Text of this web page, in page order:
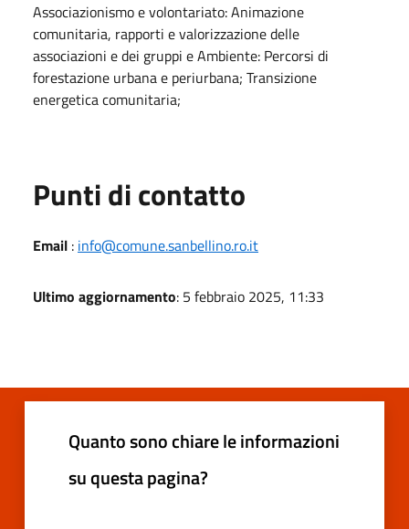
Associazionismo e volontariato: Animazione
comunitaria, rapporti e valorizzazione delle
associazioni e dei gruppi e Ambiente: Percorsi di
forestazione urbana e periurbana; Transizione
energetica comunitaria;
Punti di contatto
Email : info@comune.sanbellino.ro.it
Ultimo aggiornamento: 5 febbraio 2025, 11:33
Quanto sono chiare le informazioni
su questa pagina?